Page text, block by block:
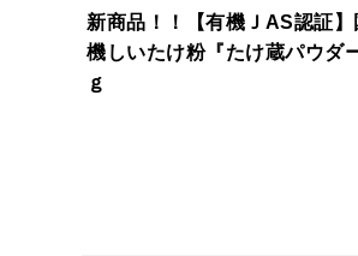
新商品！！【有機ＪAS認証】
機しいたけ粉『たけ蔵パウダ
ｇ